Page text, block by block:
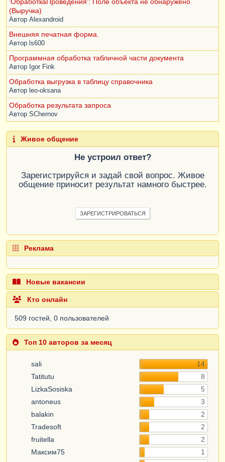
(Выручка)
Автор Alexandroid
Внешняя печатная форма.
Автор ls600
Программная обработка табличной части документа
Автор Igor Fink
Обработка выгрузка в таблицу справочника
Автор leo-oksana
Обработка результата запроса
Автор SChernov
Живое общение
Не устроил ответ?
Зарегистрируйся и задай свой вопрос. Живое
общение приносит результат намного быстрее.
ЗАРЕГИСТРИРОВАТЬСЯ
Реклама
Новые вакансии
Кто онлайн
509 гостей, 0 пользователей
Топ 10 авторов за месяц
sali
14
Tatitutu
8
LizkaSosiska
5
antoneus
3
balakin
2
Tradesoft
2
fruitella
2
Максим75
1